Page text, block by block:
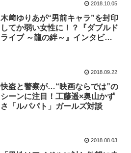
2018.10.05
木﨑ゆりあが“男前キャラ”を封印
してか弱い女性に！？『ダブルド
ライブ ～龍の絆～』インタビュ
2018.09.22
快盗と警察が…“映画ならでは”の
シーンに注目！工藤遥×奥山かず
さ「ルパパト」ガールズ対談
2018.08.03